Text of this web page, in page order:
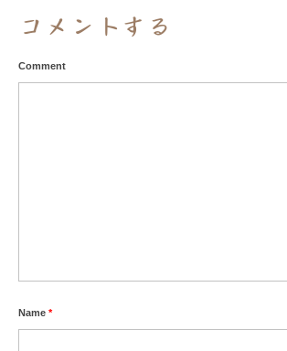
コメントする
Comment
Name *